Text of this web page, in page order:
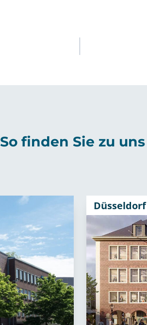
So finden Sie zu uns
Düsseldorf